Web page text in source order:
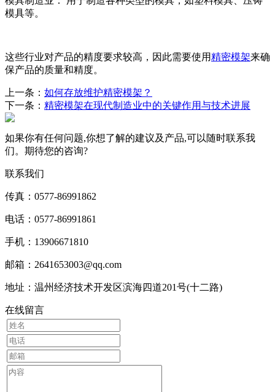
模具等。
这些行业对产品的精度要求较高，因此需要使用精密模架来确
保产品的质量和精度。
上一条： 如何存放维护精密模架？
下一条： 精密模架在现代制造业中的关键作用与技术进展
如果你有任何问题,你想了解的建议及产品,可以随时联系我
们。期待您的咨询?
联系我们
传真：0577-86991862
电话：0577-86991861
手机：13906671810
邮箱：2641653003@qq.com
地址：温州经济技术开发区滨海四道201号(十二路)
在线留言